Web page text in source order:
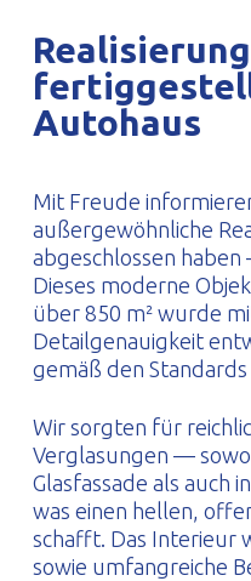
Autohaus
Mit Freude
außergewöhnliche
abgeschlossen
Dieses moderne
über 850 m² wurde
Detailgenauigkeit
gemäß den
Wir sorgten für
Verglasungen —
Glasfassade als auch
was einen hellen,
schafft. Das Interieur
sowie umfangreiche